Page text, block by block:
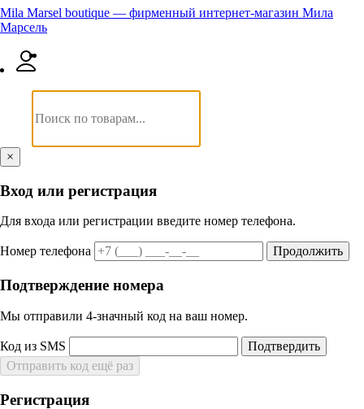
Mila Marsel boutique — фирменный интернет-магазин Мила
Марсель
×
Вход или регистрация
Для входа или регистрации введите номер телефона.
Номер телефона Продолжить
Подтверждение номера
Мы отправили 4‑значный код на ваш номер.
Код из SMS
Подтвердить
Отправить код ещё раз
Регистрация